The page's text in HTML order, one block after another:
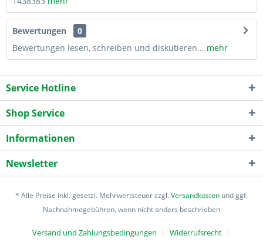
Bewertungen
0
Bewertungen lesen, schreiben und diskutieren... mehr
Service Hotline
Shop Service
Informationen
Newsletter
* Alle Preise inkl. gesetzl. Mehrwertsteuer zzgl.Versandkosten und ggf.
Nachnahmegebühren, wenn nicht anders beschrieben
Versand und Zahlungsbedingungen Widerrufsrecht